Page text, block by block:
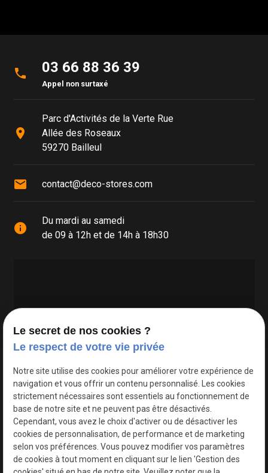
phone 03 66 88 36 39
Appel non surtaxé
place
Parc d'Activités de la Verte Rue
Allée des Roseaux
59270 Bailleul
mail contact@deco-stores.com
info
Du mardi au samedi
de 09 à 12h et de 14h à 18h30
Google Maps Search API est désactivé.
Le secret de nos cookies ?
Le respect de votre vie privée
Notre site utilise des cookies pour améliorer votre expérience de
navigation et vous offrir un contenu personnalisé. Les cookies
strictement nécessaires sont essentiels au fonctionnement de
base de notre site et ne peuvent pas être désactivés.
Cependant, vous avez le choix d'activer ou de désactiver les
cookies de personnalisation, de performance et de marketing
selon vos préférences. Vous pouvez modifier vos paramètres
de cookies à tout moment en cliquant sur le lien 'Gestion des